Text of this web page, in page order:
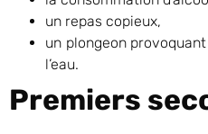
un repas copieux,
un plongeon
l’eau.
Premiers